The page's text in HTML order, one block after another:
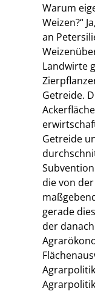
Warum
Weizen?“
an
Landwirte
Getreide.
Getreide
die von
gerade
der